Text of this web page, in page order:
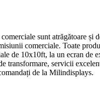
sunt atrăgătoare și
comerciale. Toate
de 10x10ft, la un ecran de
transformare, servicii
de la Milindisplays.